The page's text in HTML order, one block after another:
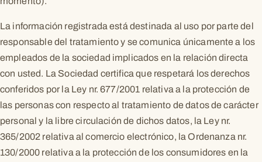
La información registrada está destinada al uso por parte del
responsable del tratamiento y se comunica únicamente a los
empleados de la sociedad implicados en la relación directa
con usted. La Sociedad certifica que respetará los derechos
conferidos por la Ley nr. 677/2001 relativa a la protección de
las personas con respecto al tratamiento de datos de carácter
personal y la libre circulación de dichos datos, la Ley nr.
365/2002 relativa al comercio electrónico, la Ordenanza nr.
130/2000 relativa a la protección de los consumidores en la